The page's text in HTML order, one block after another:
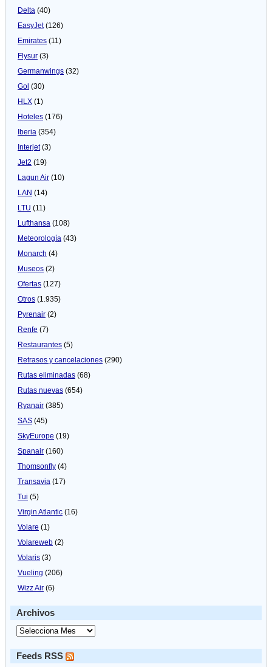
Delta (40)
EasyJet(126)
Emirates (11)
Flysur (3)
Germanwings (32)
Gol (30)
HLX (1)
Hoteles (176)
Iberia (354)
Interjet(3)
Jet2 (19)
Lagun Air (10)
LAN (14)
LTU (11)
Lufthansa (108)
Meteorologí­a (43)
Monarch (4)
Museos (2)
Ofertas (127)
Otros (1.935)
Pyrenair (2)
Renfe (7)
Restaurantes (5)
Retrasos y cancelaciones (290)
Rutas eliminadas (68)
Rutas nuevas (654)
Ryanair (385)
SAS (45)
SkyEurope (19)
Spanair (160)
Thomsonfly (4)
Transavia (17)
Tui (5)
Virgin Atlantic (16)
Volare (1)
Volareweb (2)
Volaris (3)
Vueling (206)
Wizz Air (6)
Archivos
Feeds RSS